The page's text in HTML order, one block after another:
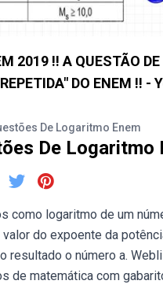
2019 !! A QUESTÃO
DO ENEM !! -
De Logaritmo Enem
De Logaritmo
como logaritmo de um
do expoente da
resultado o número a.
de matemática com